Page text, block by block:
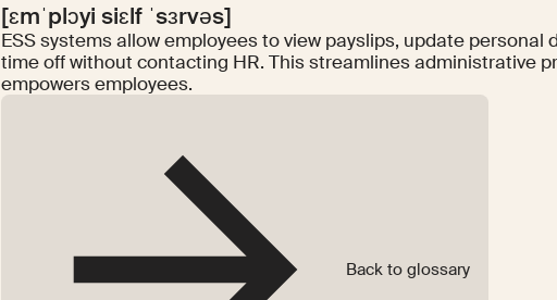
[ɛmˈplɔyi siɛlf ˈsɜrvəs]
ESS systems allow employees to view payslips, update personal
time off without contacting HR. This streamlines administrative
empowers employees.
Back to glossary